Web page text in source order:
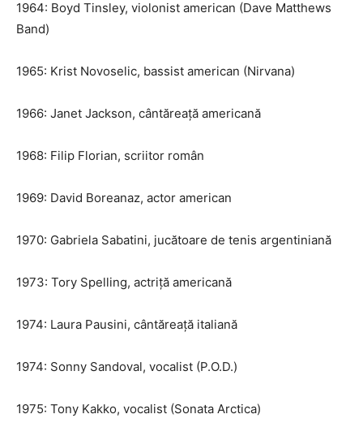
1964: Boyd Tinsley, violonist american (Dave Matthews
Band)
1965: Krist Novoselic, bassist american (Nirvana)
1966: Janet Jackson, cântăreață americană
1968: Filip Florian, scriitor român
1969: David Boreanaz, actor american
1970: Gabriela Sabatini, jucătoare de tenis argentiniană
1973: Tory Spelling, actriță americană
1974: Laura Pausini, cântăreață italiană
1974: Sonny Sandoval, vocalist (P.O.D.)
1975: Tony Kakko, vocalist (Sonata Arctica)